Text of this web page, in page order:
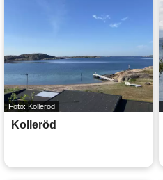
Foto: Kolleröd
Kolleröd